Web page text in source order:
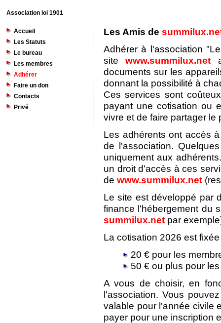
Association loi 1901
Accueil
Les Statuts
Le bureau
Les membres
Adhérer
Faire un don
Contacts
Privé
Les Amis de
Adhérer à l'association
sitewww.summilux.net
documents sur les
donnant la possibilité à
Ces services sont
payant une cotisation ou
vivre et de faire partager le
Les adhérents ont accès
de l'association.
uniquement aux
un droit d'accès à ces
de www.summilux.net
Le site est développé par
finance l'hébergement du
summilux.net par
La cotisation 2026 est
20 € pour les
50 € ou plus pour
A vous de choisir, en
l'association. Vous
valable pour l'année civile
payer pour une inscription